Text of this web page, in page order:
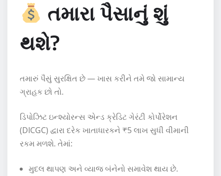
તમારા પૈસાનું શું
થશે?
તમારું પૈસું સુરક્ષિત છે — ખાસ કરીને તમે જો સામાન્ય
ગ્રાહક છો તો.
ડિપોઝિટ ઇન્શ્યોરન્સ એન્ડ ક્રેડિટ ગેરંટી કોર્પોરેશન
(DICGC) દ્વારા દરેક ખાતાધારકને ₹5 લાખ સુધી વીમાની
રકમ મળશે. તેમાં:
મુદલ થાપણ અને વ્યાજ બંનેનો સમાવેશ થાય છે.